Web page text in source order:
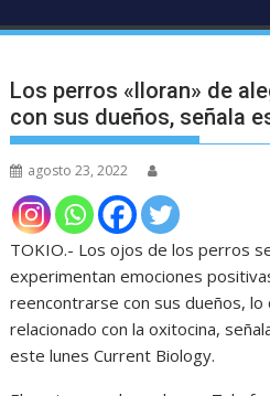
Los perros «lloran» de
con sus dueños, señala
agosto 23, 2022
TOKIO.- Los ojos de los perros
experimentan emociones
reencontrarse con sus dueños,
relacionado con la oxitocina,
este lunes Current Biology.